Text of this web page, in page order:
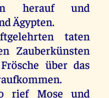
herauf
und
Ägypten.
taten
Zauberkünsten
Frösche über das
.
rief Mose und